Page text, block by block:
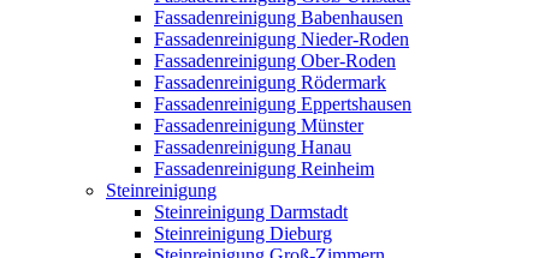
Fassadenreinigung Babenhausen
Fassadenreinigung Nieder-Roden
Fassadenreinigung Ober-Roden
Fassadenreinigung Rödermark
Fassadenreinigung Eppertshausen
Fassadenreinigung Münster
Fassadenreinigung Hanau
Fassadenreinigung Reinheim
Steinreinigung
Steinreinigung Darmstadt
Steinreinigung Dieburg